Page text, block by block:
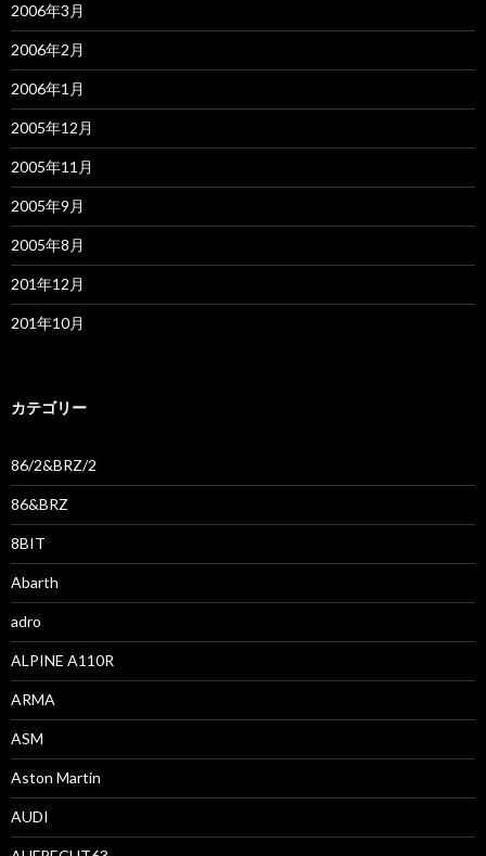
2006年3月
2006年2月
2006年1月
2005年12月
2005年11月
2005年9月
2005年8月
201年12月
201年10月
カテゴリー
86/2&BRZ/2
86&BRZ
8BIT
Abarth
adro
ALPINE A110R
ARMA
ASM
Aston Martin
AUDI